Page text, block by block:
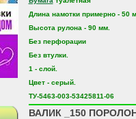
Длина намотки примерно - 50 м.
Высота рулона - 90 мм.
Без перфорации
Без втулки.
1 - слой.
Цвет - серый.
ТУ-5463-003-53425811-06
ВАЛИК _150